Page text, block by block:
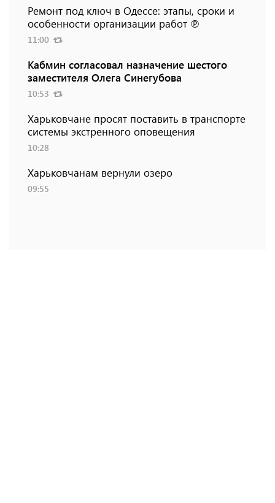
Ремонт под ключ в Одессе: этапы, сроки и
особенности организации работ ℗
11:00
Кабмин согласовал назначение шестого
заместителя Олега Синегубова
10:53
Харьковчане просят поставить в транспорте
системы экстренного оповещения
10:28
Харьковчанам вернули озеро
09:55